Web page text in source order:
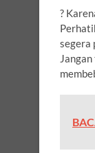
?
segera